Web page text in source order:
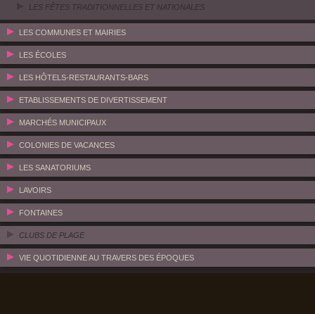
LES FÊTES TRADITIONNELLES ET NATIONALES
LES COMMUNES ET MAIRIES
LES ÉCOLES
LES HÔTELS-RESTAURANTS-BARS
ETABLISSEMENTS DE DIVERTISSEMENT
MARCHÉS MUNICIPAUX
COLONIES DE VACANCES
LES SANATORIUMS
LAVOIRS
FONTAINES
CLUBS DE PLAGE
VIE QUOTIDIENNE AU TRAVERS DES ÉPOQUES